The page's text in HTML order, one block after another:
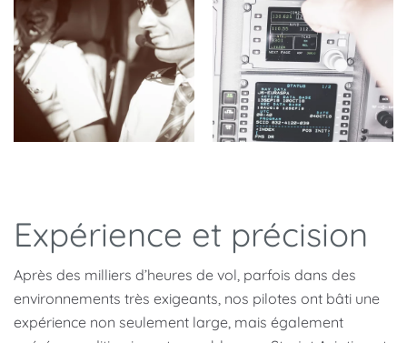
Expérience et précision
Après des milliers d’heures de vol, parfois dans des
environnements très exigeants, nos pilotes ont bâti une
expérience non seulement large, mais également